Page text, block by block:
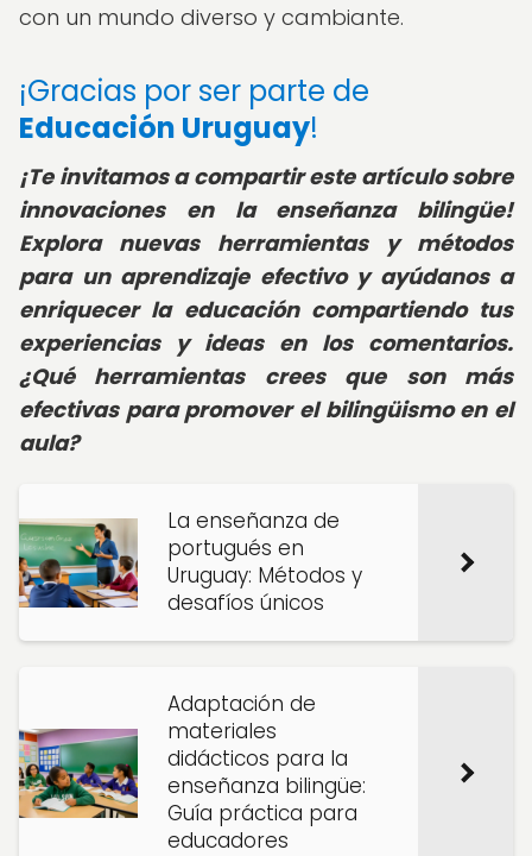
con un mundo diverso y cambiante.
¡Gracias por ser parte de
Educación Uruguay!
¡Te invitamos a compartir este artículo sobre
innovaciones en la enseñanza bilingüe!
Explora nuevas herramientas y métodos
para un aprendizaje efectivo y ayúdanos a
enriquecer la educación compartiendo tus
experiencias y ideas en los comentarios.
¿Qué herramientas crees que son más
efectivas para promover el bilingüismo en el
aula?
La enseñanza de
portugués en
Uruguay: Métodos y
desafíos únicos
Adaptación de
materiales
didácticos para la
enseñanza bilingüe:
Guía práctica para
educadores